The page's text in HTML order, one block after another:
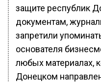
защите республик
документам,
запретили
основателя
любых материалах,
Донецком